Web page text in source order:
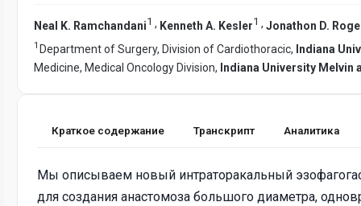
Neal K. Ramchandani1 , Kenneth A. Kesler1 , Jonathon D.
1 Department of Surgery, Division of Cardiothoracic, Indiana
Medicine, Medical Oncology Division, Indiana University Melvin
Краткое содержание Транскрипт Аналитика
Мы описываем новый интраторакальный
для создания анастомоза большого диаметра,